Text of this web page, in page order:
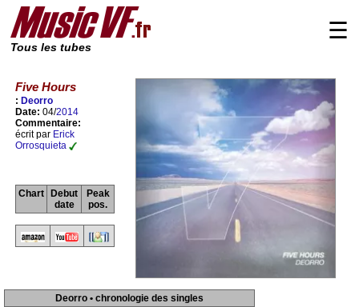
Tous les tubes
☰
Five Hours
: Deorro
Date: 04/2014
Commentaire:
écrit par Erick
Orrosquieta
Chart
Debut
date
Peak
pos.
Deorro • chronologie des singles